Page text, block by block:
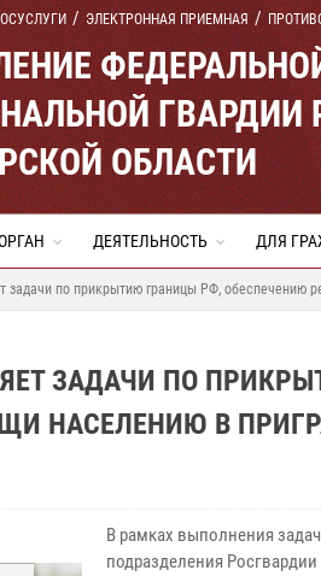
ЭЛЕКТРОННАЯ ПРИЕМНАЯ
ГВАРДИИ
ОБЛАСТИ
ДЕЯТЕЛЬНОСТЬ ДЛЯ
задачи по прикрытию границы РФ,
ЗАДАЧИ ПО
НАСЕЛЕНИЮ В
В рамках выполнения
подразделения